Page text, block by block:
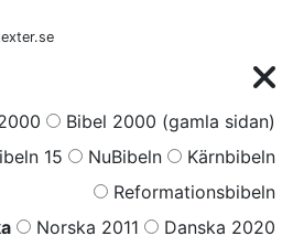
Bibel 2000 (gamla sidan)
15 NuBibeln
Kärnbibeln
Reformationsbibeln
Norska 2011
Danska 2020